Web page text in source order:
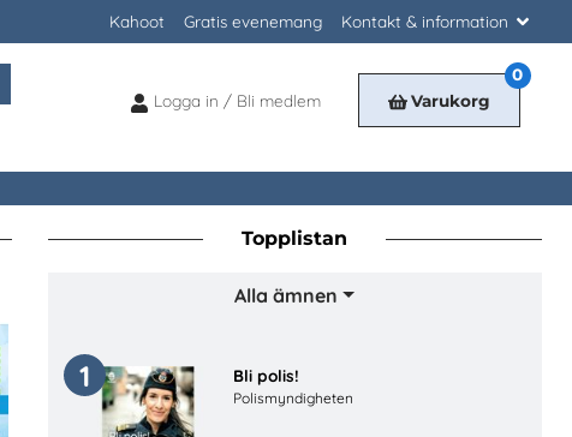
Logga in / Bli medlem
/
Kahoot Gratis evenemang Kontakt & information
Varukorg
0
Topplistan
Alla ämnen
1 Bli polis!
Polismyndigheten